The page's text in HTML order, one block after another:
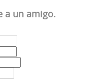
a un amigo.